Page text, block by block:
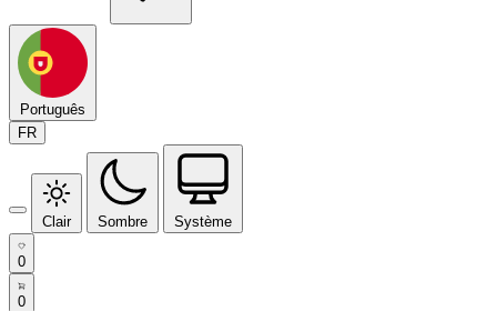
Português
FR
Clair Sombre Système
0
0